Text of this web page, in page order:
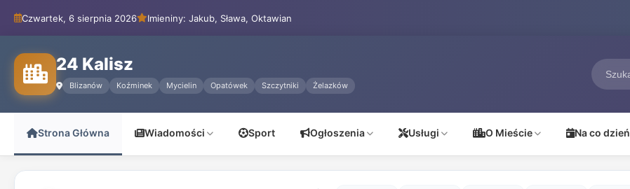
Czwartek, 6 sierpnia 2026 Imieniny: Jakub, Sława, Oktawian
24 Kalisz
Blizanów Koźminek Mycielin Opatówek Szczytniki Żelazków
Strona Główna Wiadomości Sport Ogłoszenia Usługi O Mieście Na co dzień
24